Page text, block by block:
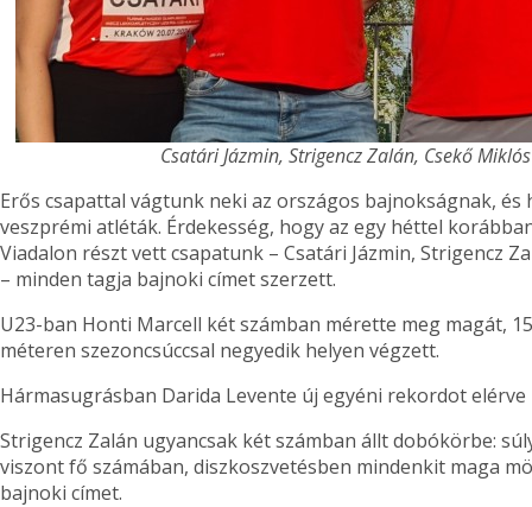
Csatári Jázmin, Strigencz Zalán, Csekő
Erős csapattal vágtunk neki az országos bajnokságnak,
veszprémi atléták. Érdekesség, hogy az egy héttel
Viadalon részt vett csapatunk – Csatári Jázmin, Strigencz
– minden tagja bajnoki címet szerzett.
U23-ban Honti Marcell két számban mérette meg magát,
méteren szezoncsúccsal negyedik helyen végzett.
Hármasugrásban Darida Levente új egyéni rekordot
Strigencz Zalán ugyancsak két számban állt dobókörbe:
viszont fő számában, diszkoszvetésben mindenkit maga
bajnoki címet.